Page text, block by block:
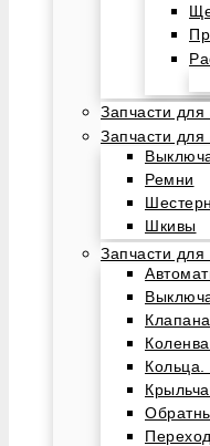
Запчасти для
Запчасти
Ремни
Шкивы
Запчасти для
Клапана